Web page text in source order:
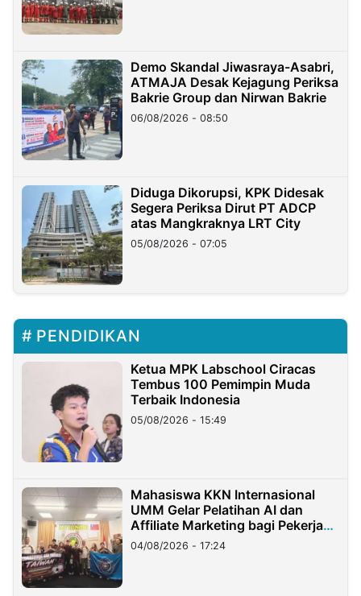
Demo Skandal Jiwasraya-Asabri,
ATMAJA Desak Kejagung Periksa
Bakrie Group dan Nirwan Bakrie
06/08/2026 - 08:50
Diduga Dikorupsi, KPK Didesak
Segera Periksa Dirut PT ADCP
atas Mangkraknya LRT City
05/08/2026 - 07:05
PENDIDIKAN
Ketua MPK Labschool Ciracas
Tembus 100 Pemimpin Muda
Terbaik Indonesia
05/08/2026 - 15:49
Mahasiswa KKN Internasional
UMM Gelar Pelatihan AI dan
Affiliate Marketing bagi Pekerja
Migran Indonesia di Taiwan
04/08/2026 - 17:24